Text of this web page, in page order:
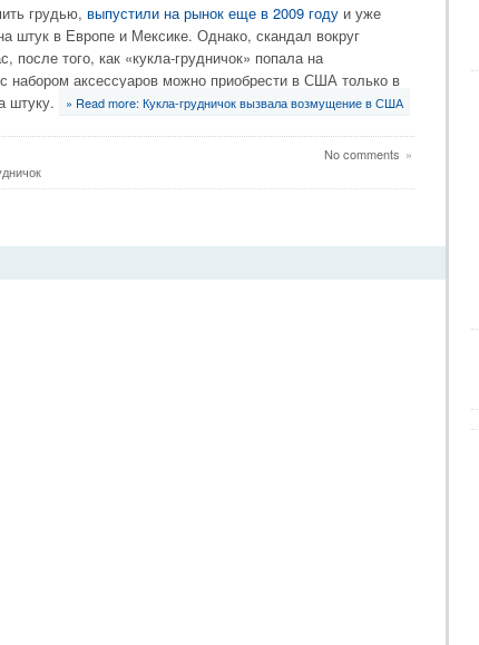
грудью, выпустили на рынок еще в 2009 годуи уже
штук в Европе и Мексике. Однако, скандал вокруг
после того, как «кукла-грудничок» попала на
набором аксессуаров можно приобрести в США только в
штуку.
» Read more: Кукла-грудничок вызвала возмущение в США
No comments »